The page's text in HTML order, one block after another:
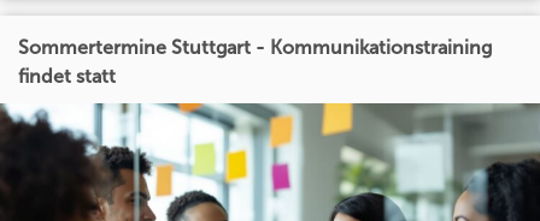
Sommertermine Stuttgart - Kommunikationstraining
findet statt